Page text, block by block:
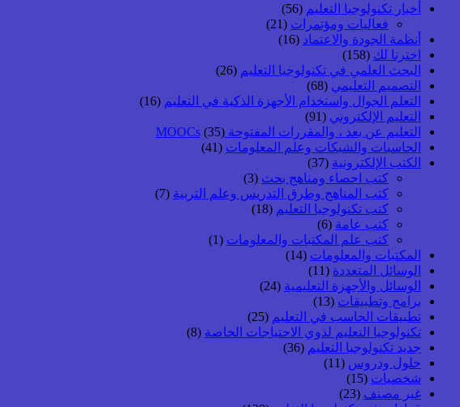
أخبار تكنولوجيا التعليم (56)
فعاليات ومؤتمرات (21)
أنظمة الجودة والاعتماد (16)
اخترنا لك (158)
البحث العلمي في تكنولوجيا التعليم (26)
التصميم التعليمي (68)
التعلم الجوال واستخدام الأجهزة الذكية في التعليم (16)
التعليم الإلكتروني (91)
التعليم عن بعد ، والمقررات المفتوحة MOOCs (35)
الحاسبات والشبكات وعلم المعلومات (41)
الكتب الإلكترونية (37)
كتب احصاء ومناهج بحث (3)
كتب المناهج وطرق التدريس وعلم التربية (7)
كتب تكنولوجيا التعليم (18)
كتب عامة (6)
كتب علم المكتبات والمعلومات (1)
المكتبات والمعلومات (14)
الوسائل المتعددة (11)
الوسائل والأجهزة التعليمية (24)
برامج وتطبيقات (13)
تطبيقات الحاسب في التعليم (25)
تكنولوجيا التعليم لذوي الاحتياجات الخاصة (8)
جديد تكنولوجيا التعليم (36)
حلول ودروس (11)
شخصيات (15)
غير مصنف (23)